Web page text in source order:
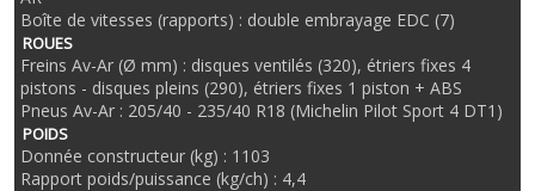
Boîte de vitesses (rapports) : double embrayage EDC (7)
ROUES
Freins Av-Ar (Ø mm) : disques ventilés (320), étriers fixes 4
pistons - disques pleins (290), étriers fixes 1 piston + ABS
Pneus Av-Ar : 205/40 - 235/40 R18 (Michelin Pilot Sport 4 DT1)
POIDS
Donnée constructeur (kg) : 1103
Rapport poids/puissance (kg/ch) : 4,4